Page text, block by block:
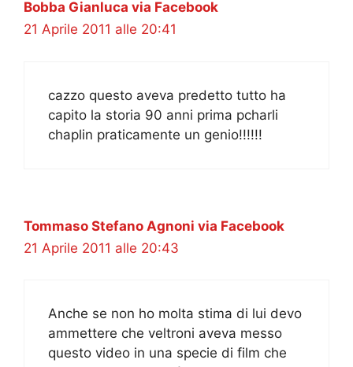
Bobba Gianluca via Facebook
21 Aprile 2011 alle 20:41
cazzo questo aveva predetto tutto ha
capito la storia 90 anni prima pcharli
chaplin praticamente un genio!!!!!!
Tommaso Stefano Agnoni via Facebook
21 Aprile 2011 alle 20:43
Anche se non ho molta stima di lui devo
ammettere che veltroni aveva messo
questo video in una specie di film che